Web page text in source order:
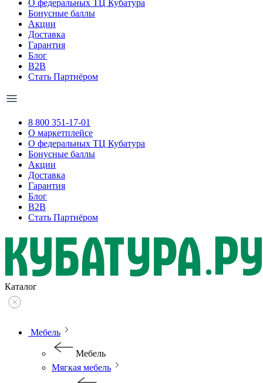
О федеральных ТЦ Кубатура
Бонусные баллы
Акции
Доставка
Гарантия
Блог
B2B
Стать Партнёром
8 800 351-17-01
О маркетплейсе
О федеральных ТЦ Кубатура
Бонусные баллы
Акции
Доставка
Гарантия
Блог
B2B
Стать Партнёром
Каталог
Мебель
Мебель
Мягкая мебель